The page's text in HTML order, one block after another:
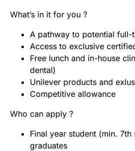
What’s in it for you ?
A pathway to potential full-
Access to exclusive
Free lunch and in-house
dental)
Unilever products and
Competitive allowance
Who can apply ?
Final year student (min.
graduates